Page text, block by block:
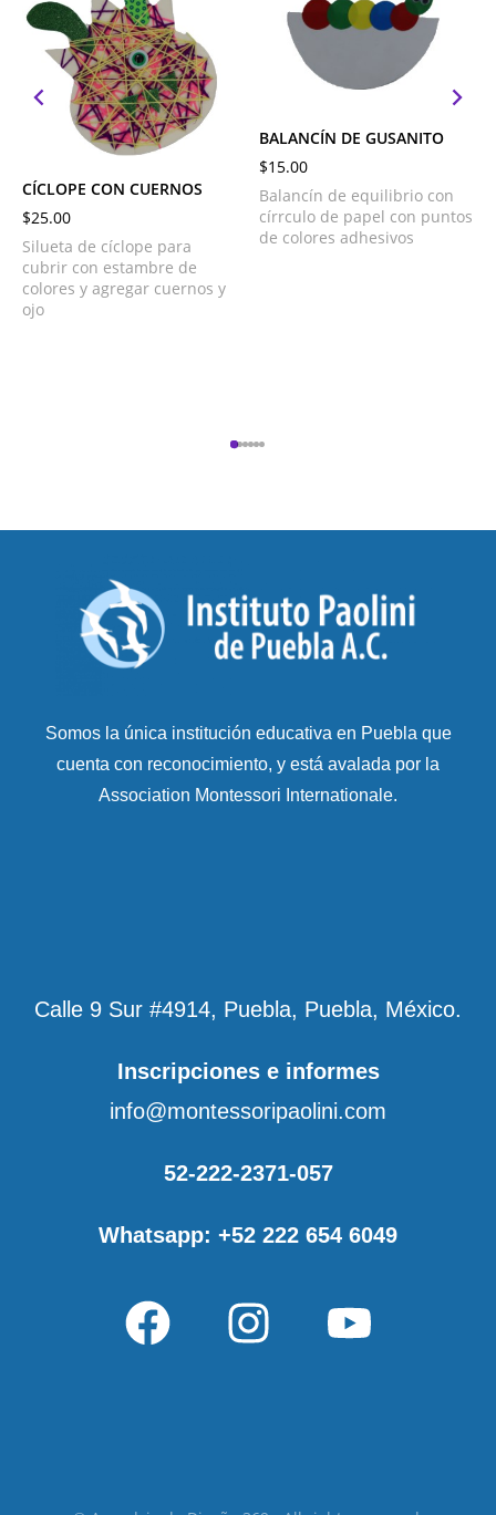
CÍCLOPE CON CUERNOS
$25.00
Silueta de cíclope para
cubrir con estambre de
colores y agregar cuernos y
ojo
BALANCÍN DE GUSANITO
$15.00
Balancín de equilibrio con
círrculo de papel con puntos
de colores adhesivos
Somos la única institución educativa en Puebla que
cuenta con reconocimiento, y está avalada por la
Association Montessori Internationale.
Calle 9 Sur #4914, Puebla, Puebla, México.
Inscripciones e informes
info@montessoripaolini.com
52-222-2371-057
Whatsapp: +52 222 654 6049